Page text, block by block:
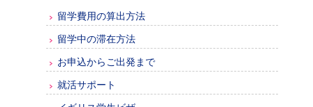
留学費用の算出方法
留学中の滞在方法
お申込からご出発まで
就活サポート